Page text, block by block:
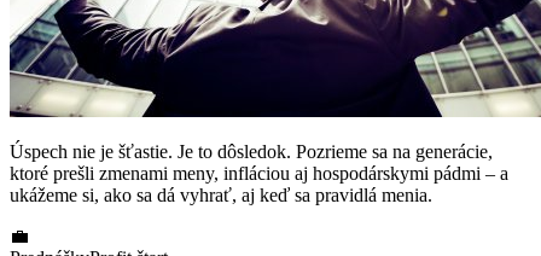
Úspech nie je šťastie. Je to dôsledok. Pozrieme sa na generácie,
ktoré prešli zmenami meny, infláciou aj hospodárskymi pádmi – a
ukážeme si, ako sa dá vyhrať, aj keď sa pravidlá menia.
💼